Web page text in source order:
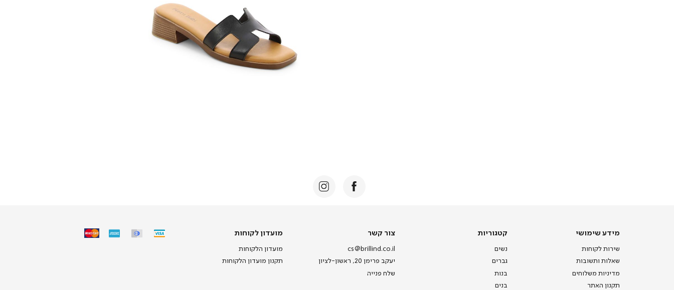
מידע
מידע שימושי
שירות לקוחות
שאלות ותשובות
מדיניות משלוחים
תקנון האתר
קטגוריות
קטגוריות
נשים
גברים
בנות
בנים
צור
צור קשר
cs@brillind.co.il
יעקב פרימן 20, ראשון-לציון
שלח פנייה
מועדון
מועדון לקוחות
מועדון הלקוחות
תקנון מועדון הלקוחות